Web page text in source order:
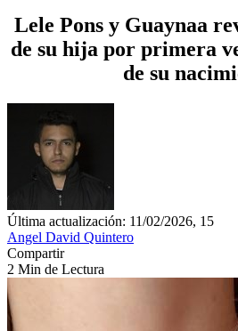
Lele Pons y Guaynaa
de su hija por primera
de su
Última actualización: 11/02/2026, 15
Angel David Quintero
Compartir
2 Min de Lectura